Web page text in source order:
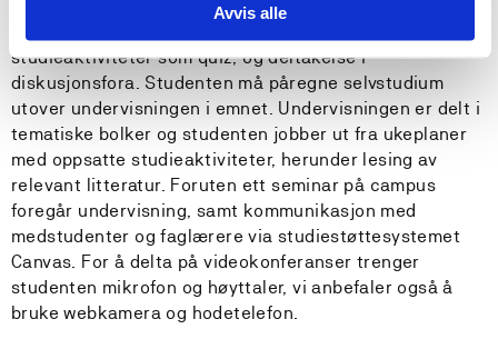
Avvis alle
forelesninger (video og klasserom), videokonferanser,
oppgaveløsing individuelt og i grupper, og andre
studieaktiviteter som quiz, og deltakelse i
diskusjonsfora. Studenten må påregne selvstudium
utover undervisningen i emnet. Undervisningen er delt i
tematiske bolker og studenten jobber ut fra ukeplaner
med oppsatte studieaktiviteter, herunder lesing av
relevant litteratur. Foruten ett seminar på campus
foregår undervisning, samt kommunikasjon med
medstudenter og faglærere via studiestøttesystemet
Canvas. For å delta på videokonferanser trenger
studenten mikrofon og høyttaler, vi anbefaler også å
bruke webkamera og hodetelefon.